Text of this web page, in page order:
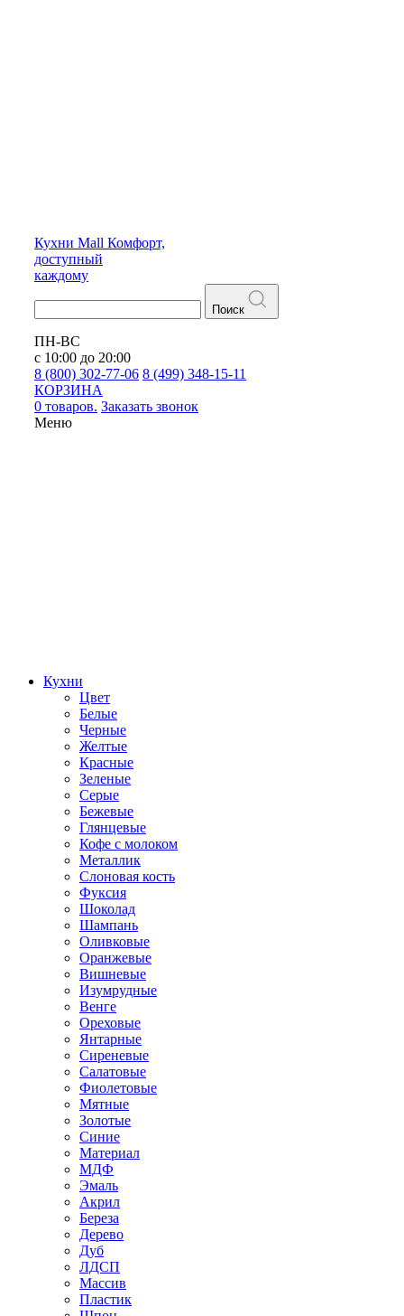
Кухни Mall Комфорт,
доступный
каждому
Поиск
ПН-ВС
с 10:00 до 20:00
8 (800) 302-77-06 8 (499) 348-15-11
КОРЗИНА
0 товаров. Заказать звонок
Меню
Кухни
Цвет
Белые
Черные
Желтые
Красные
Зеленые
Серые
Бежевые
Глянцевые
Кофе с молоком
Металлик
Слоновая кость
Фуксия
Шоколад
Шампань
Оливковые
Оранжевые
Вишневые
Изумрудные
Венге
Ореховые
Янтарные
Сиреневые
Салатовые
Фиолетовые
Мятные
Золотые
Синие
Материал
МДФ
Эмаль
Акрил
Береза
Дерево
Дуб
ЛДСП
Массив
Пластик